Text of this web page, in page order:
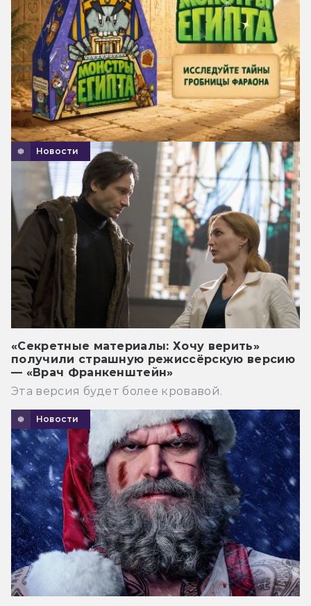
Новости
«Секретные материалы: Хочу верить»
получили страшную режиссёрскую версию
— «Врач Франкенштейн»
Эта версия будет более кровавой.
Новости